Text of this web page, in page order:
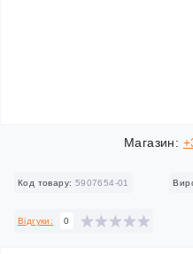
Магазин:
Код товару: 5907654-01
Відгуки: 0